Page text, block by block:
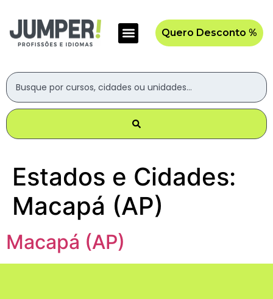
Quero Desconto %
Estados e Cidades:
Macapá (AP)
Macapá (AP)